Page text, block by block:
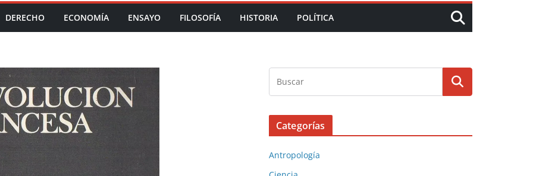
DERECHO ECONOMÍA ENSAYO FILOSOFÍA HISTORIA POLÍTICA
Categorías
Antropología